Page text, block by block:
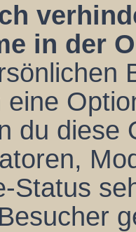
in der
eine
du
Status